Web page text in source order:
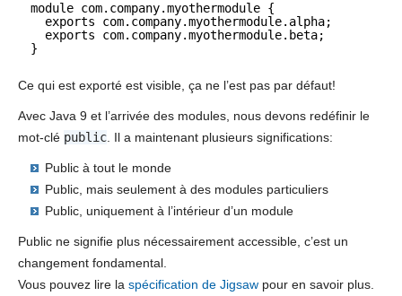
module com.company.myothermodule {
exports com.company.myothermodule.alpha;
exports com.company.myothermodule.beta;
}
Ce qui est exporté est visible, ça ne l’est pas par défaut!
Avec Java 9 et l’arrivée des modules, nous devons redéfinir le
mot-clé public . Il a maintenant plusieurs significations:
Public à tout le monde
Public, mais seulement à des modules particuliers
Public, uniquement à l’intérieur d’un module
Public ne signifie plus nécessairement accessible, c’est un
changement fondamental.
Vous pouvez lire la spécification de Jigsaw pour en savoir plus.